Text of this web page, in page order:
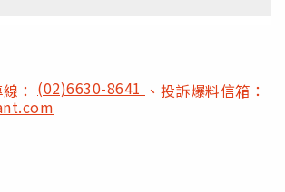
： (02)6630-8641 、投訴爆料信箱：